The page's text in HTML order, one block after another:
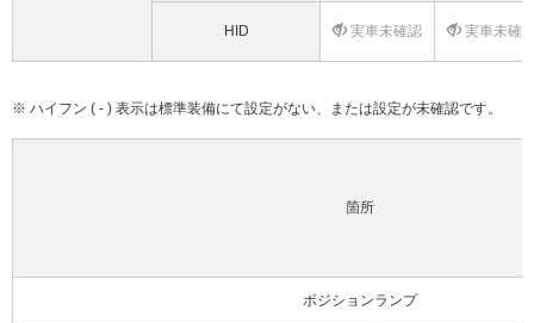
HID 実車未確認 実車未確
※ ハイフン ( - ) 表示は標準装備にて設定がない、または設定が未確認です。
箇所
ポジションランプ